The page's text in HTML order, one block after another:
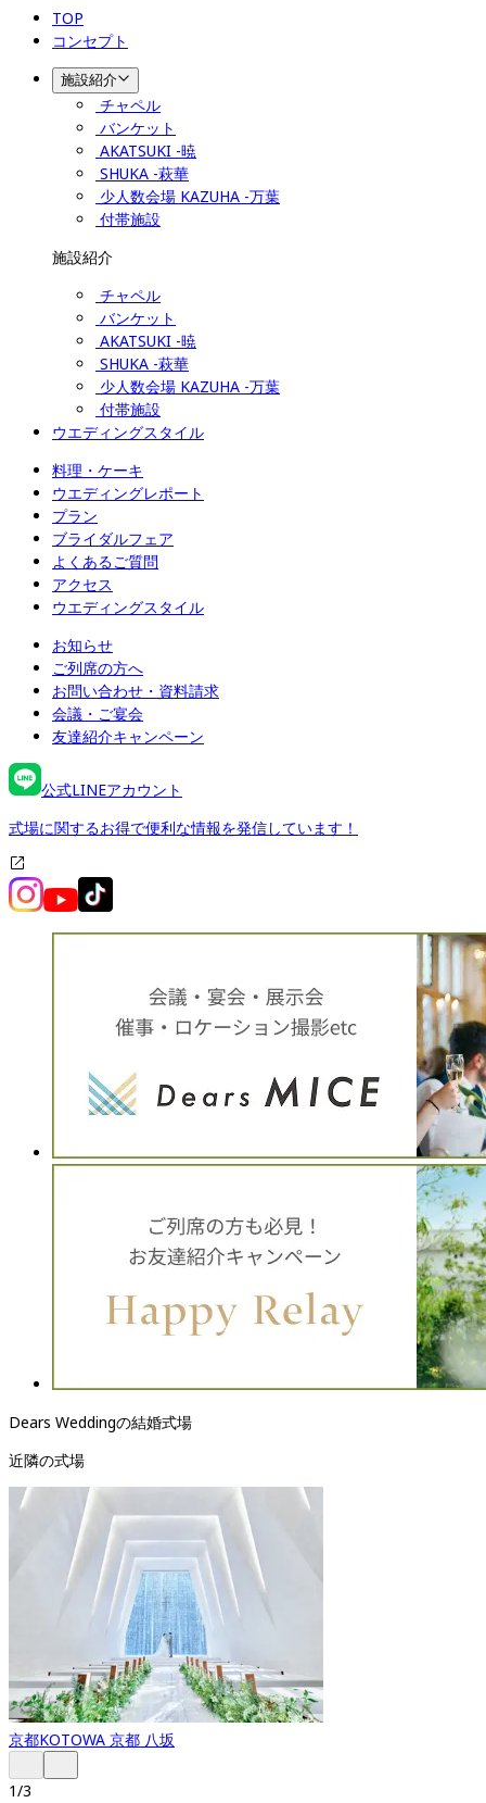
TOP
コンセプト
施設紹介
チャペル
バンケット
AKATSUKI -暁
SHUKA -萩華
少人数会場 KAZUHA -万葉
付帯施設
施設紹介
チャペル
バンケット
AKATSUKI -暁
SHUKA -萩華
少人数会場 KAZUHA -万葉
付帯施設
ウエディングスタイル
料理・ケーキ
ウエディングレポート
プラン
ブライダルフェア
よくあるご質問
アクセス
ウエディングスタイル
お知らせ
ご列席の方へ
お問い合わせ・資料請求
会議・ご宴会
友達紹介キャンペーン
公式LINEアカウント
式場に関するお得で便利な情報を発信しています！
Dears Weddingの結婚式場
近隣の式場
京都KOTOWA 京都 八坂
1/3